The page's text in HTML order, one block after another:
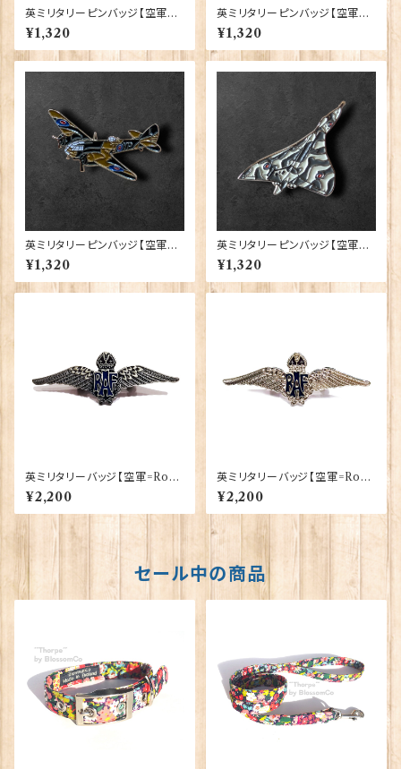
英ミリタリーピンバッジ【空軍=
R.A.F Lest We Forget】Trad
ition 90043-M100
¥1,320
英ミリタリーピンバッジ【空軍=
Mosquito】Cadogan 90043
-XJKB12-52
¥1,320
英ミリタリーピンバッジ【空軍=B
lenheim】Cadogan 90043-X
JKB12-57
¥1,320
英ミリタリーピンバッジ【空軍=A
vro Vulcan】Cadogan 9004
3-XJKB02-18
¥1,320
英ミリタリーバッジ【空軍=Roya
l Air Force】Tradition 9008
1-CHROM（M007）
¥2,200
英ミリタリーバッジ【空軍=Roya
l Air Force】Tradition 9008
1-SILVER（M006）
¥2,200
セール中の商品